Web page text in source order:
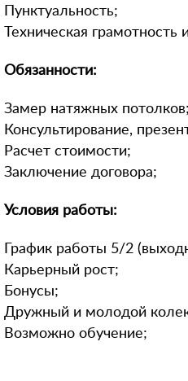
Пунктуальность;
Техническая
Обязанности:
Замер натяжных потолков;
Консультирование,
Расчет стоимости;
Заключение договора;
Условия работы:
График работы 5/2
Карьерный рост;
Бонусы;
Дружный и молодой
Возможно обучение;